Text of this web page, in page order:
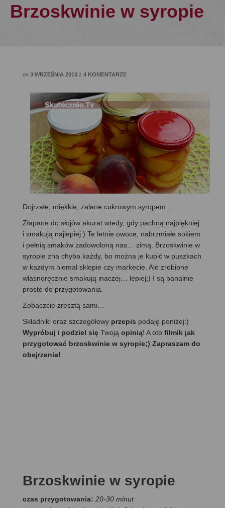
Brzoskwinie w syropie
on 3 WRZEŚNIA 2013 z 4 KOMENTARZE
Dojrzałe, miękkie, zalane cukrowym syropem…
Złapane do słojów akurat wtedy, gdy pachną najpiękniej
i smakują najlepiej:) Te letnie owoce, nabrzmiałe sokiem
i pełnią smaków zadowoloną nas… zimą. Brzoskwinie w
syropie zna chyba każdy, bo można je kupić w puszkach
w każdym niemal sklepie czy markecie. Ale zrobione
własnoręcznie smakują inaczej… lepiej;) I są banalnie
proste do przygotowania.
Zobaczcie zresztą sami…
Składniki oraz szczegółowy przepis podaję poniżej:)
Wypróbuj i podziel się Twoją opinią! A oto filmik jak
przygotować brzoskwinie w syropie;) Zapraszam do
obejrzenia!
Brzoskwinie w syropie
czas przygotowania: 20-30 minut